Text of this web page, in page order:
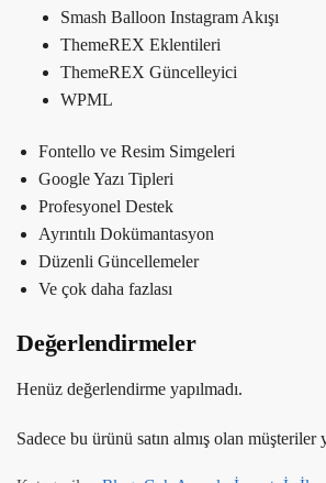
Smash Balloon Instagram Akışı
ThemeREX Eklentileri
ThemeREX Güncelleyici
WPML
Fontello ve Resim Simgeleri
Google Yazı Tipleri
Profesyonel Destek
Ayrıntılı Dokümantasyon
Düzenli Güncellemeler
Ve çok daha fazlası
Değerlendirmeler
Henüz değerlendirme yapılmadı.
Sadece bu ürünü satın almış olan